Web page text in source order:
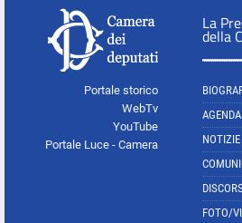
Portale storico
WebTv
YouTube
Portale Luce - Camera
La
della
AGENDA
NOTIZIE
FOTO/